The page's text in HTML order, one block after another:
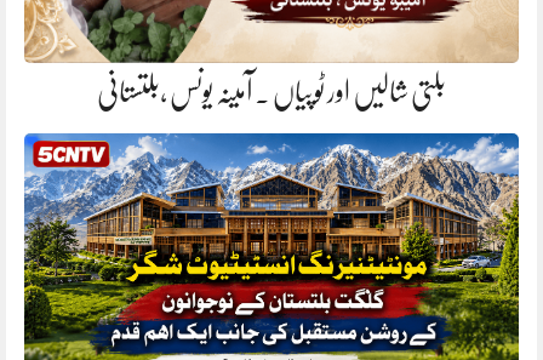
بلتی شالیں اور ٹوپیاں . آمینہ یونس ،بلتستانی